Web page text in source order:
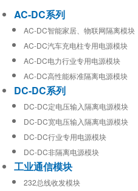
AC-DC系列
AC-DC智能家居、物联网隔离模块
AC-DC汽车充电柱专用电源模块
AC-DC电力行业专用电源模块
AC-DC高性能标准隔离电源模块
DC-DC系列
DC-DC定电压输入隔离电源模块
DC-DC宽电压输入隔离电源模块
DC-DC行业专用电源模块
DC-DC非隔离电源模块
工业通信模块
232总线收发模块